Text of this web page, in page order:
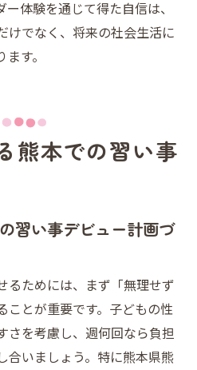
体験を通じて得た自信は、
けでなく、将来の社会生活に
す。
熊本での習い事
習い事デビュー計画づ
るためには、まず「無理せず
ことが重要です。子どもの性
さを考慮し、週何回なら負担
合いましょう。特に熊本県熊